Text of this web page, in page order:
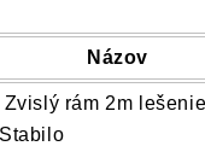
Názov
Zvislý rám 2m lešenie
Stabilo